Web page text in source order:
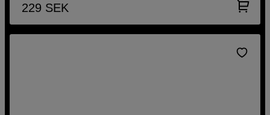
229 SEK